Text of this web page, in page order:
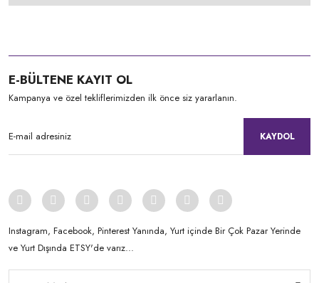
E-BÜLTENE KAYIT OL
Kampanya ve özel tekliflerimizden ilk önce siz yararlanın.
KAYDOL
Instagram, Facebook, Pinterest Yanında, Yurt içinde Bir Çok Pazar Yerinde
ve Yurt Dışında ETSY'de varız...